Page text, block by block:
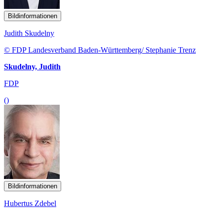
Bildinformationen
Judith Skudelny
© FDP Landesverband Baden-Württemberg/ Stephanie Trenz
Skudelny, Judith
FDP
()
Bildinformationen
Hubertus Zdebel